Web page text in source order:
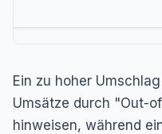
Ein zu hoher
Umsätze durch "Out-
hinweisen, während